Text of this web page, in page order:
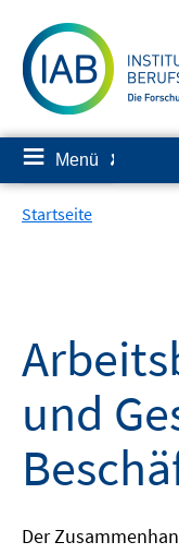
zum
Inhalt
≡ Menü ✘
Startseite
und
Der